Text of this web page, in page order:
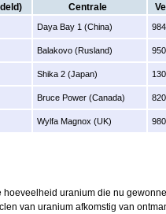
Centrale
Daya Bay 1 (China) 984
Balakovo (Rusland) 950
Shika 2 (Japan)
Bruce Power (Canada) 820
Wylfa Magnox (UK) 980
uranium die nu
van uranium afkomstig van